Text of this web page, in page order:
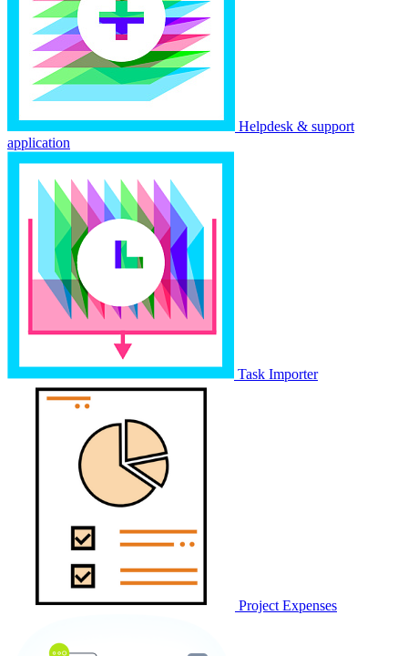
Helpdesk & support
application
Task Importer
Project Expenses